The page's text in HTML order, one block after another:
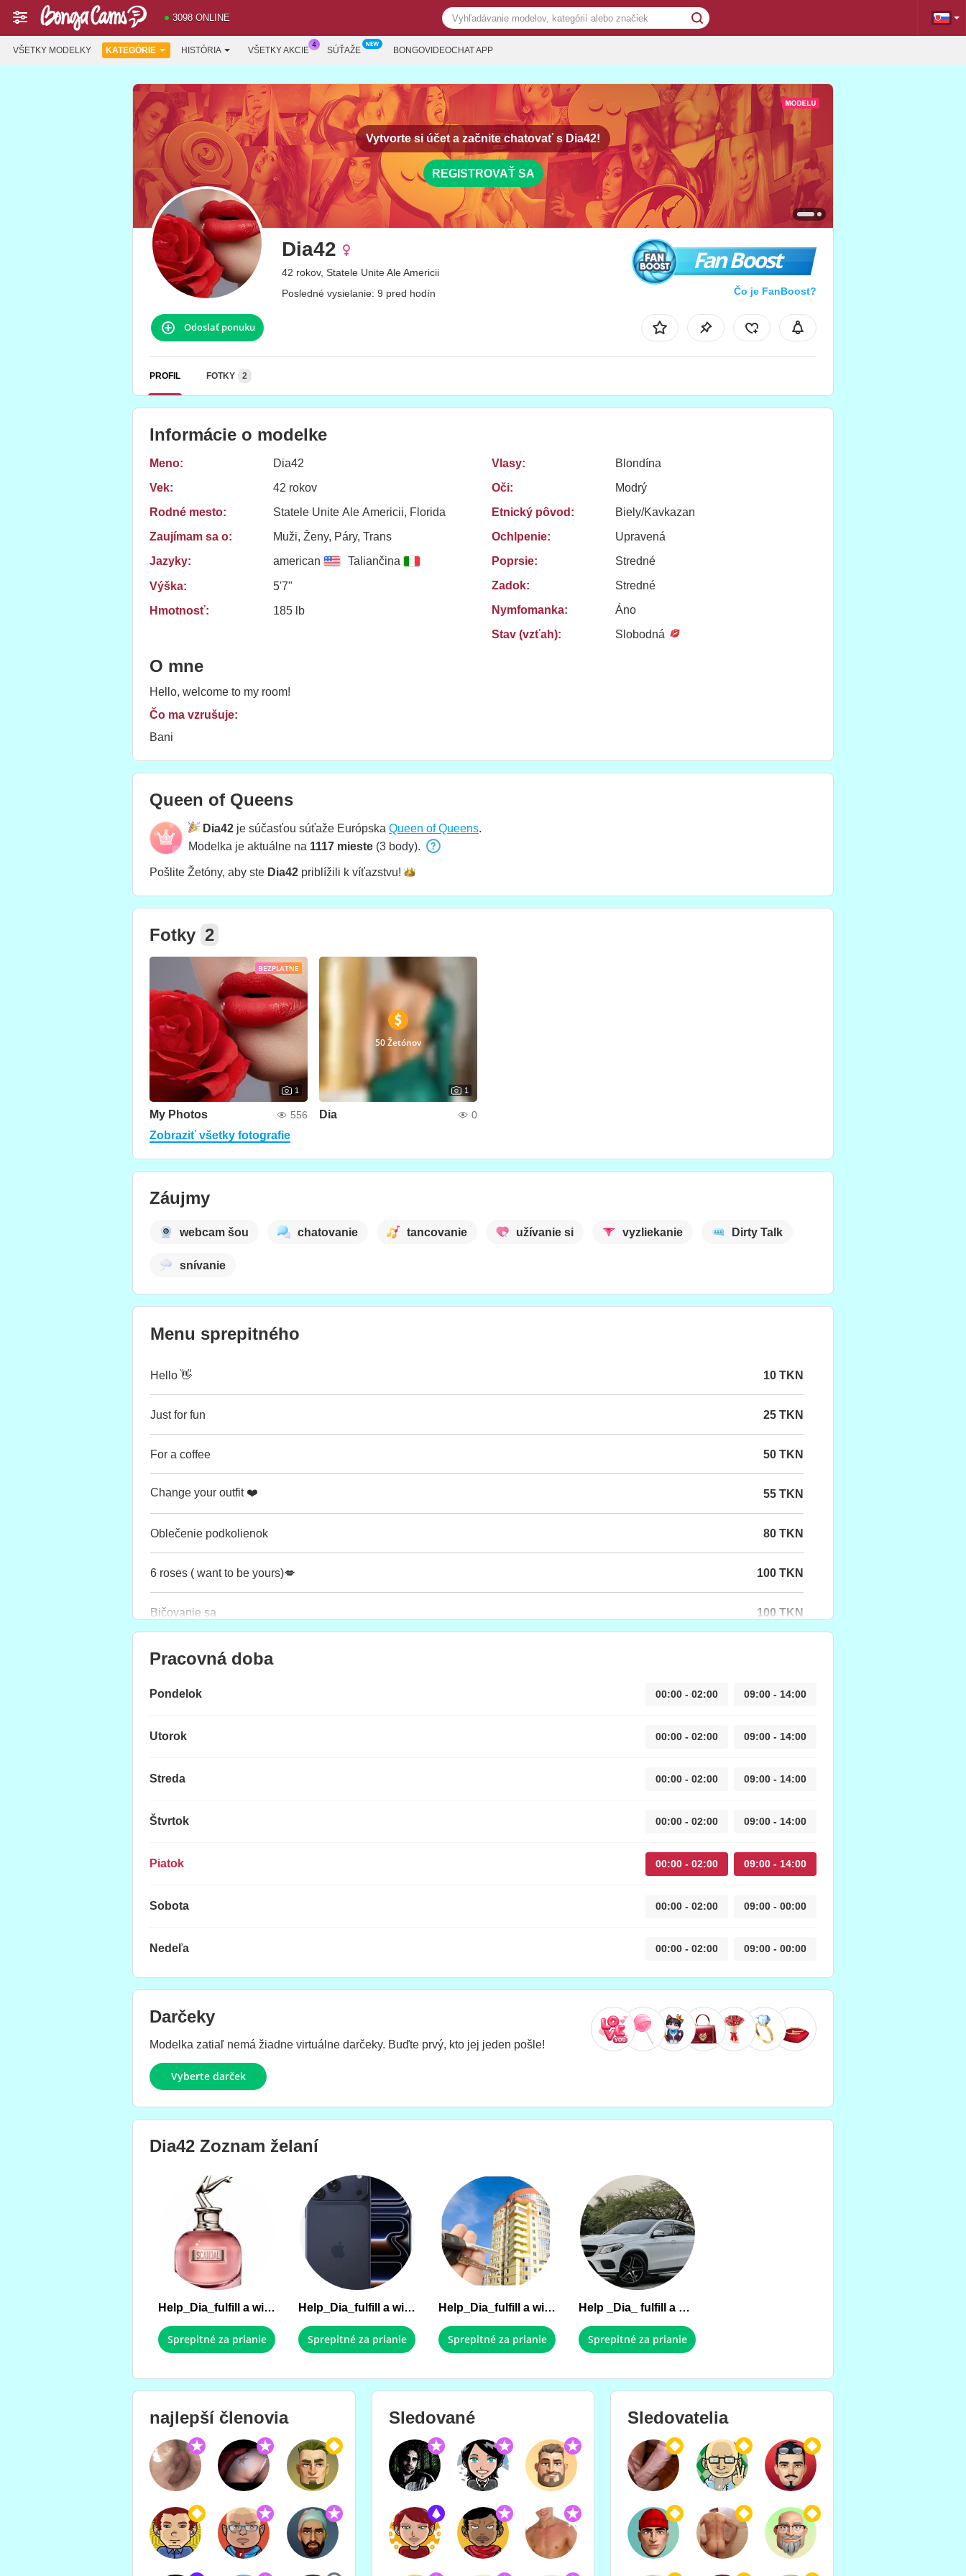
3098 ONLINE
VŠETKY MODELKY KATEGÓRIE HISTÓRIA VŠETKY AKCIE SÚŤAŽE BONGOVIDEOCHAT APP
Vytvorte si účet a začnite chatovať s Dia42!
REGISTROVAŤ SA
Dia42
42 rokov, Statele Unite Ale Americii
Posledné vysielanie: 9 pred hodín
Fan Boost
Čo je FanBoost?
Odoslať ponuku
PROFIL FOTKY 2
Informácie o modelke
Meno:
Dia42
Vek:
42 rokov
Rodné mesto:
Statele Unite Ale Americii, Florida
Zaujímam sa o:
Muži, Ženy, Páry, Trans
Jazyky:
american Taliančina
Výška:
5'7"
Hmotnosť:
185 lb
Vlasy:
Blondína
Oči:
Modrý
Etnický pôvod:
Biely/Kavkazan
Ochlpenie:
Upravená
Poprsie:
Stredné
Zadok:
Stredné
Nymfomanka:
Áno
Stav (vzťah):
Slobodná
O mne
Hello, welcome to my room!
Čo ma vzrušuje:
Bani
Queen of Queens
Dia42 je súčasťou súťaže Európska Queen of Queens.
Modelka je aktuálne na 1117 mieste (3 body).
Pošlite Žetóny, aby ste Dia42 priblížili k víťazstvu!
Fotky 2
BEZPLATNE
1
My Photos 556
50 Žetónov
1
Dia 0
Zobraziť všetky fotografie
Záujmy
webcam šou chatovanie tancovanie užívanie si vyzliekanie Dirty Talk
snívanie
Menu sprepitného
Hello 👋 10 TKN
Just for fun 25 TKN
For a coffee 50 TKN
Change your outfit ❤️ 55 TKN
Oblečenie podkolienok 80 TKN
6 roses ( want to be yours)💋 100 TKN
Bičovanie sa 100 TKN
Pracovná doba
Pondelok 00:00 - 02:00 09:00 - 14:00
Utorok 00:00 - 02:00 09:00 - 14:00
Streda 00:00 - 02:00 09:00 - 14:00
Štvrtok 00:00 - 02:00 09:00 - 14:00
Piatok 00:00 - 02:00 09:00 - 14:00
Sobota 00:00 - 02:00 09:00 - 00:00
Nedeľa 00:00 - 02:00 09:00 - 00:00
Darčeky
Modelka zatiaľ nemá žiadne virtuálne darčeky. Buďte prvý, kto jej jeden pošle!
Vyberte darček
Dia42 Zoznam želaní
Help_Dia_fulfill a wish !!!
Sprepitné za prianie
Help_Dia_fulfill a wish !!!
Sprepitné za prianie
Help_Dia_fulfill a wish !!!
Sprepitné za prianie
Help _Dia_ fulfill a wish !!!
Sprepitné za prianie
najlepší členovia Sledované Sledovatelia